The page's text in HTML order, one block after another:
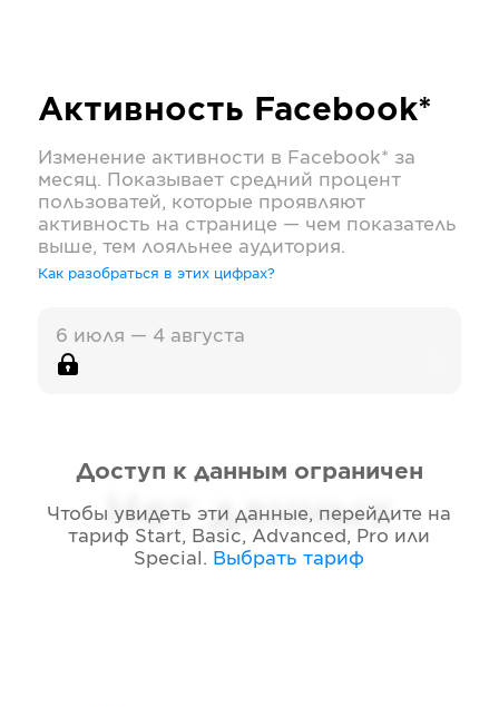
Активность Facebook*
Изменение активности в Facebook* за
месяц. Показывает средний процент
пользоватей, которые проявляют
активность на странице — чем показатель
выше, тем лояльнее аудитория.
Как разобраться в этих цифрах?
6 июля — 4 августа
Нет данных
Доступ к данным ограничен
Чтобы увидеть эти данные, перейдите на
тариф Start, Basic, Advanced, Pro или
Special . Выбрать тариф